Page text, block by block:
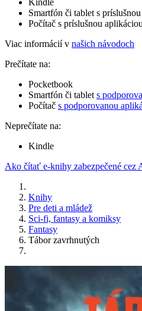
Kindle
Smartfón či tablet s
Počítač s príslušnou aplikáciou
Viac informácií v našich návodoch
Prečítate na:
Pocketbook
Smartfón či tablet s
Počítač s podporovanou
Neprečítate na:
Kindle
Ako čítať e-knihy zabezpečené cez
Knihy
Pre deti a mládež
Sci-fi, fantasy a komiksy
Fantasy
Tábor zavrhnutých